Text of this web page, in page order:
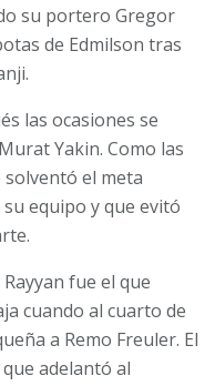
su portero Gregor
de Edmilson tras
las ocasiones se
Yakin. Como las
solventó el meta
equipo y que evitó
fue el que
cuando al cuarto de
a Remo Freuler. El
adelantó al